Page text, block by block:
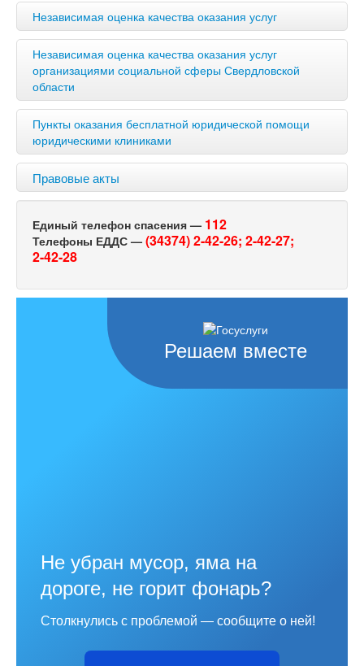
Независимая оценка качества оказания услуг
Независимая оценка качества оказания услуг
организациями социальной сферы Свердловской
области
Пункты оказания бесплатной юридической помощи
юридическими клиниками
Правовые акты
Единый телефон спасения — 112
Телефоны ЕДДС — (34374) 2-42-26; 2-42-27;
2-42-28
Решаем вместе
Не убран мусор, яма на
дороге, не горит фонарь?
Столкнулись с проблемой — сообщите о ней!